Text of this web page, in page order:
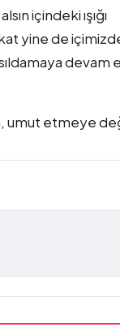
içindeki ışığı
yine de
devam
umut etmeye